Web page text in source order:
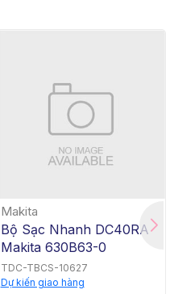
Makita
Bộ Sạc Nhanh DC40RA
Makita 630B63-0
TDC-TBCS-10627
Dự kiến giao hàng